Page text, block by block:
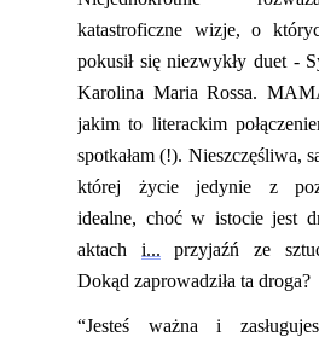
katastroficzne wizje, o
pokusił się niezwykły duet -
Karolina Maria Rossa.
jakim to literackim
spotkałam (!). Nieszczęśliwa,
której życie jedynie z
idealne, choć w istocie jest
aktach i... przyjaźń ze
Dokąd zaprowadziła ta droga?
“Jesteś ważna i